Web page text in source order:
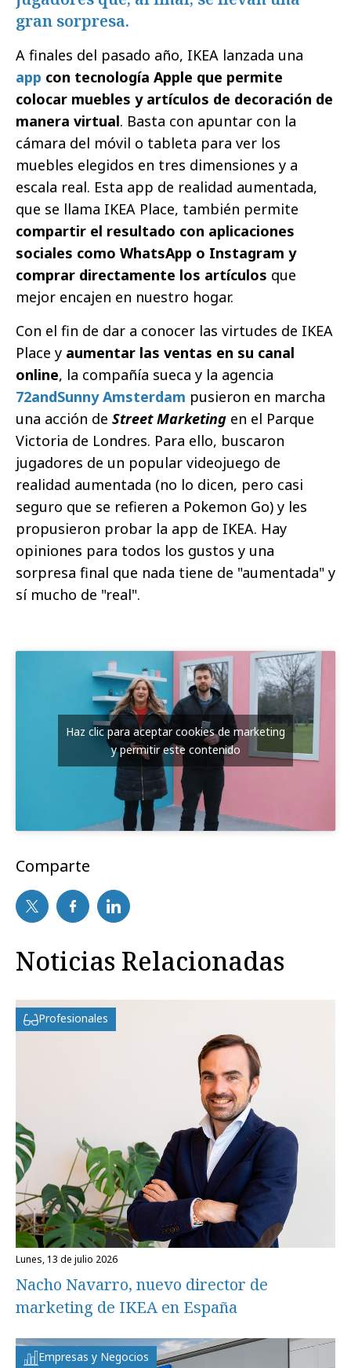
gran sorpresa.
A finales del pasado año, IKEA lanzada una
app con tecnología Apple que permite
colocar muebles y artículos de decoración de
manera virtual. Basta con apuntar con la
cámara del móvil o tableta para ver los
muebles elegidos en tres dimensiones y a
escala real. Esta app de realidad aumentada,
que se llama IKEA Place, también permite
compartir el resultado con aplicaciones
sociales como WhatsApp o Instagram y
comprar directamente los artículos que
mejor encajen en nuestro hogar.
Con el fin de dar a conocer las virtudes de IKEA
Place y aumentar las ventas en su canal
online, la compañía sueca y la agencia
72andSunny Amsterdam pusieron en marcha
una acción de Street Marketing en el Parque
Victoria de Londres. Para ello, buscaron
jugadores de un popular videojuego de
realidad aumentada (no lo dicen, pero casi
seguro que se refieren a Pokemon Go) y les
propusieron probar la app de IKEA. Hay
opiniones para todos los gustos y una
sorpresa final que nada tiene de "aumentada" y
sí mucho de "real".
Haz clic para aceptar cookies de marketing
y permitir este contenido
Comparte
Noticias Relacionadas
Profesionales
lunes, 13 de julio 2026
Nacho Navarro, nuevo director de
marketing de IKEA en España
Empresas y Negocios